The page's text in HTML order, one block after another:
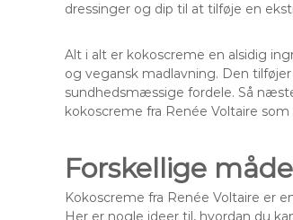
dressinger og dip til at tilføje en
Alt i alt er kokoscreme en alsidig
og vegansk madlavning. Den
sundhedsmæssige fordele. Så
kokoscreme fra Renée Voltaire
Forskellige
Kokoscreme fra Renée Voltaire er
Her er nogle ideer til, hvordan du